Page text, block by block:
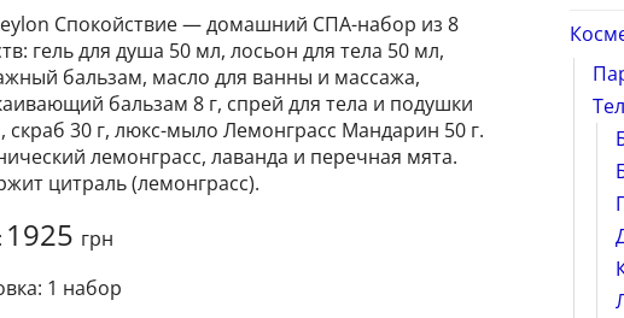
Спокойствие — домашний СПА-набор из 8
гель для душа 50 мл, лосьон для тела 50 мл,
бальзам, масло для ванны и массажа,
бальзам 8 г, спрей для тела и подушки
скраб 30 г, люкс-мыло Лемонграсс Мандарин 50 г.
лемонграсс, лаванда и перечная мята.
цитраль (лемонграсс).
1925 грн
1 набор